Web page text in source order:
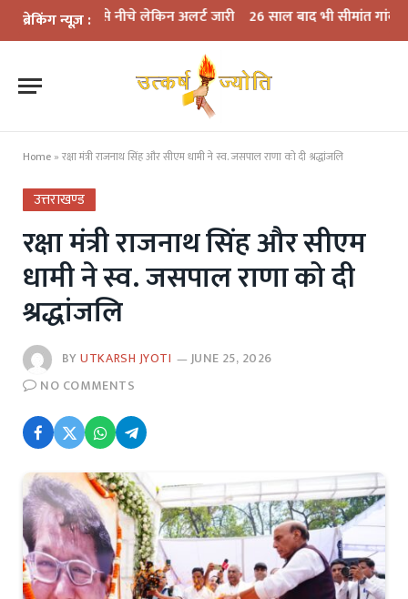
ब्रेकिंग न्यूज़ :
खतरे से नीचे लेकिन अलर्ट जारी 26 साल बाद भी सीमांत गांवों की पीड़ा
Home » रक्षा मंत्री राजनाथ सिंह और सीएम धामी ने स्व. जसपाल राणा को दी श्रद्धांजलि
उत्तराखण्ड
रक्षा मंत्री राजनाथ सिंह और सीएम
धामी ने स्व. जसपाल राणा को दी
श्रद्धांजलि
BYUTKARSH JYOTI
JUNE 25, 2026
NO COMMENTS